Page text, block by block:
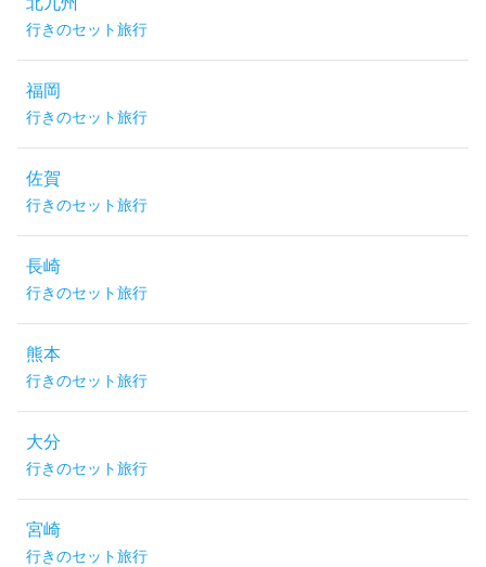
行きのセット旅行
福岡
行きのセット旅行
佐賀
行きのセット旅行
長崎
行きのセット旅行
熊本
行きのセット旅行
大分
行きのセット旅行
宮崎
行きのセット旅行